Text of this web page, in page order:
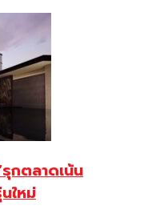
กตลาดเน้น
ใหม่